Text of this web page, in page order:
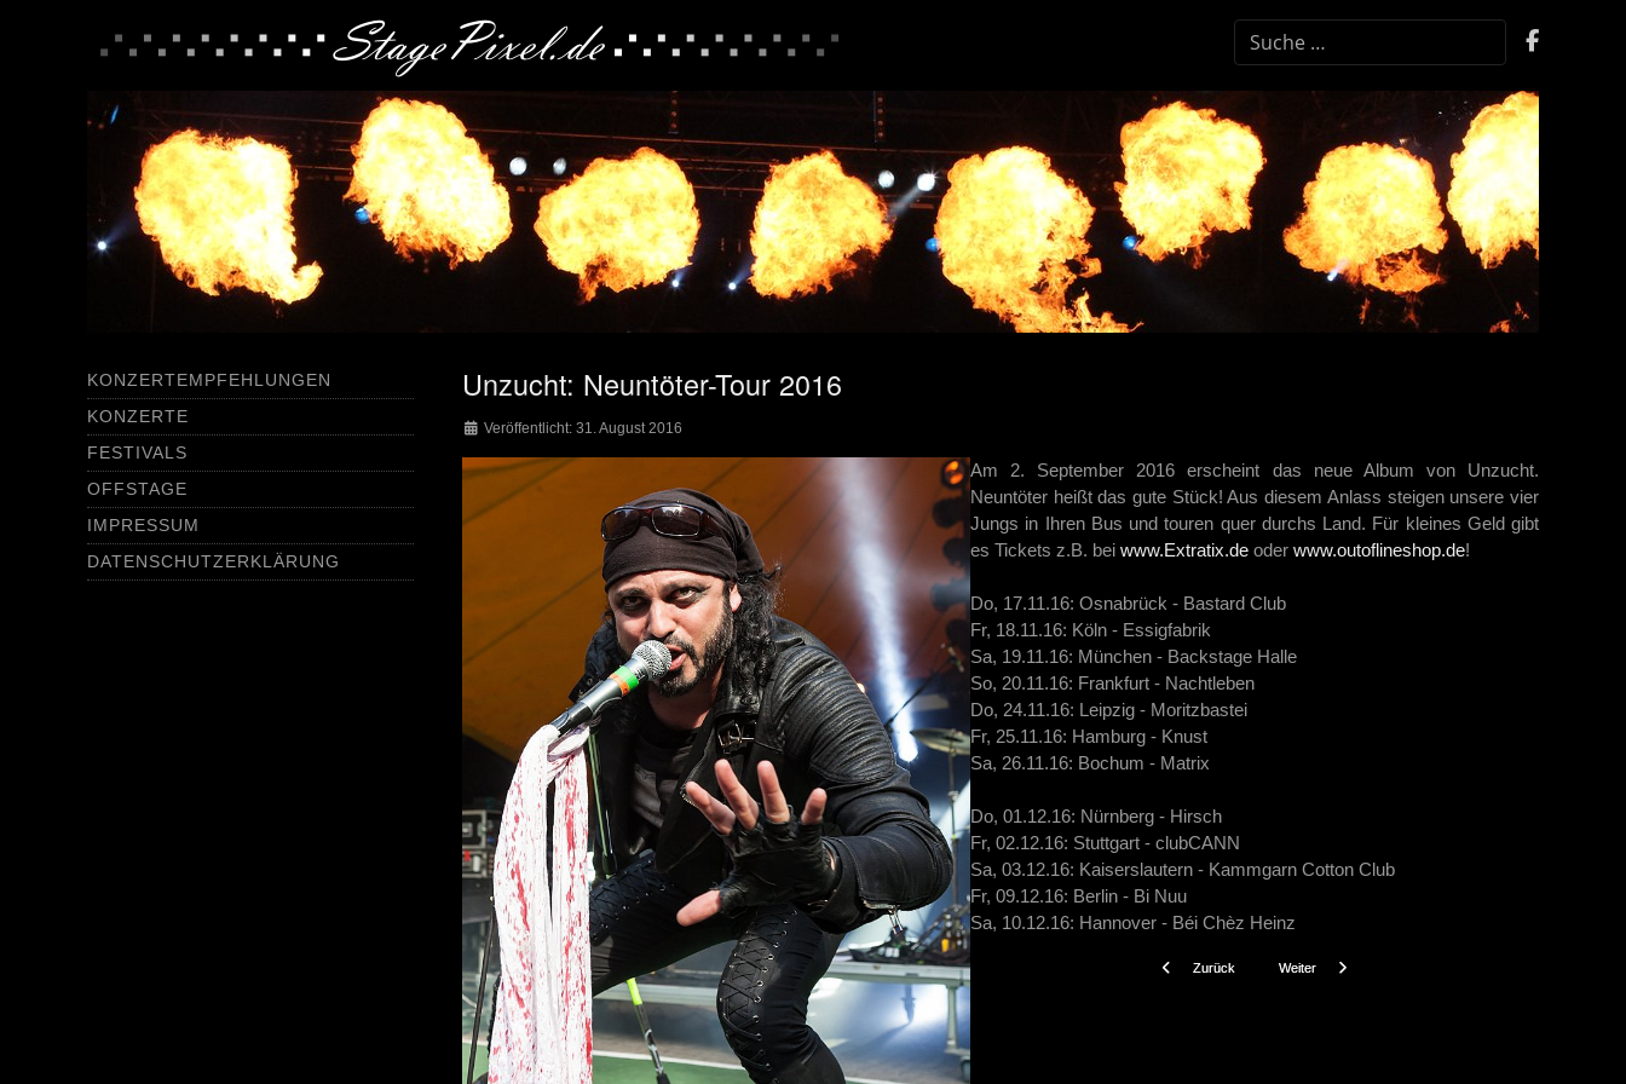
SUCHEN
KONZERTEMPFEHLUNGEN
KONZERTE
FESTIVALS
OFFSTAGE
IMPRESSUM
DATENSCHUTZERKLÄRUNG
Unzucht: Neuntöter-Tour 2016
Veröffentlicht: 31. August 2016
Am 2. September 2016 erscheint das neue Album von Unzucht.
Neuntöter heißt das gute Stück! Aus diesem Anlass steigen unsere vier
Jungs in Ihren Bus und touren quer durchs Land. Für kleines Geld gibt
es Tickets z.B. bei www.Extratix.de oder www.outoflineshop.de!
Do, 17.11.16: Osnabrück - Bastard Club
Fr, 18.11.16: Köln - Essigfabrik
Sa, 19.11.16: München - Backstage Halle
So, 20.11.16: Frankfurt - Nachtleben
Do, 24.11.16: Leipzig - Moritzbastei
Fr, 25.11.16: Hamburg - Knust
Sa, 26.11.16: Bochum - Matrix
Do, 01.12.16: Nürnberg - Hirsch
Fr, 02.12.16: Stuttgart - clubCANN
Sa, 03.12.16: Kaiserslautern - Kammgarn Cotton Club
Fr, 09.12.16: Berlin - Bi Nuu
Sa, 10.12.16: Hannover - Béi Chèz Heinz
Vorheriger Beitrag: The Beauty of Gemina: MINOR SUN
Zurück Nächster Beitrag: Feuertal Festival 2016
Weiter